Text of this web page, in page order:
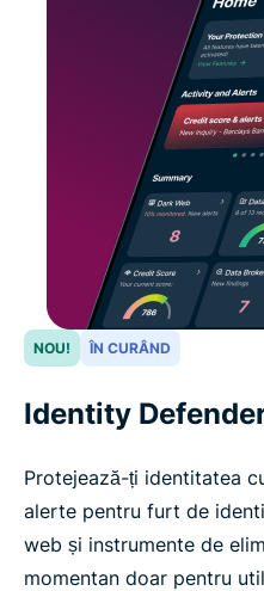
NOU! ÎN CURÂND
Identity
Protejează-ți identitatea
alerte pentru furt de
web și instrumente de
momentan doar pentru